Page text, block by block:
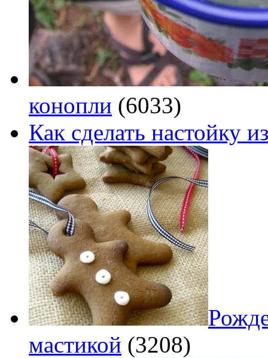
конопли (6033)
Как сделать настойку
мастикой (3208)